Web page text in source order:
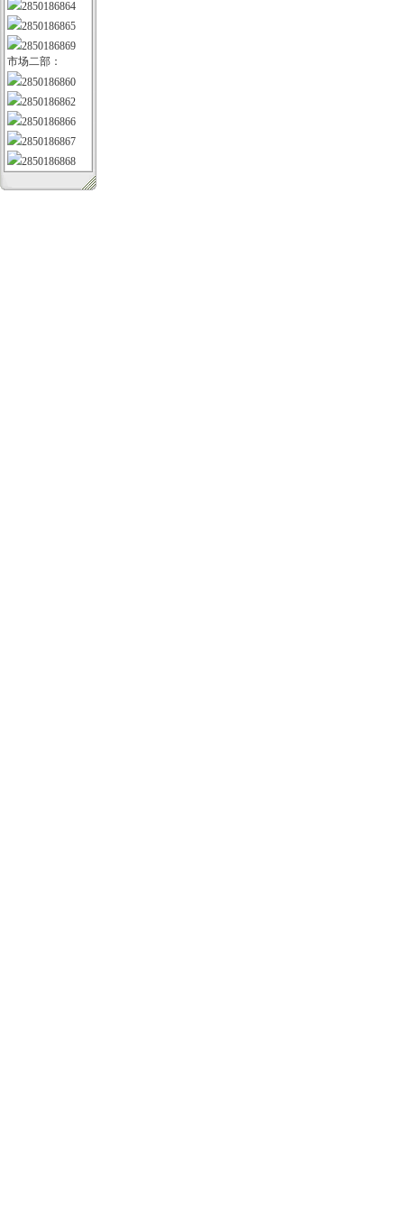
2850186864
2850186865
2850186869
市场二部：
2850186860
2850186862
2850186866
2850186867
2850186868